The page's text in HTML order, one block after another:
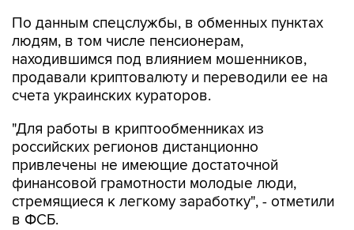
По данным спецслужбы, в обменных пунктах
людям, в том числе пенсионерам,
находившимся под влиянием мошенников,
продавали криптовалюту и переводили ее на
счета украинских кураторов.
"Для работы в криптообменниках из
российских регионов дистанционно
привлечены не имеющие достаточной
финансовой грамотности молодые люди,
стремящиеся к легкому заработку", - отметили
в ФСБ.